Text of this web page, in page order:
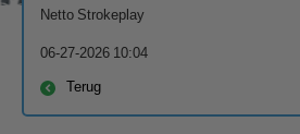
Netto Strokeplay
06-27-2026 10:04
Terug